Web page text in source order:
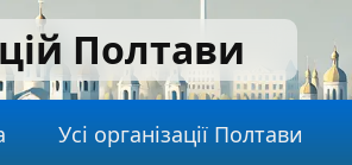
Полтави
Усі організації Полтави